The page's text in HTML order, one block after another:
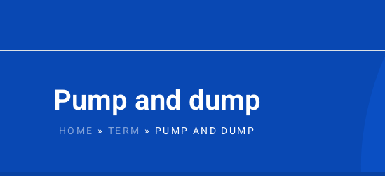
Pump and dump
HOME » TERM » PUMP AND DUMP